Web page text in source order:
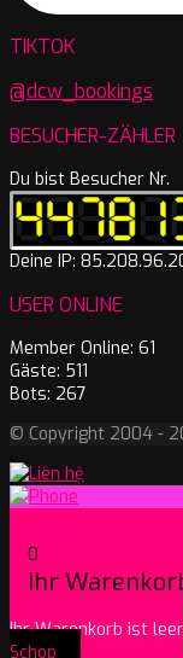
TIKTOK
@dcw_bookings
BESUCHER-ZÄHLER
Du bist Besucher Nr.
Deine IP:
USER ONLINE
Member Online: 61
Gäste: 511
Bots: 267
© Copyright 2004 -
0
Ihr
Ihr Warenkorb ist leer
Schop